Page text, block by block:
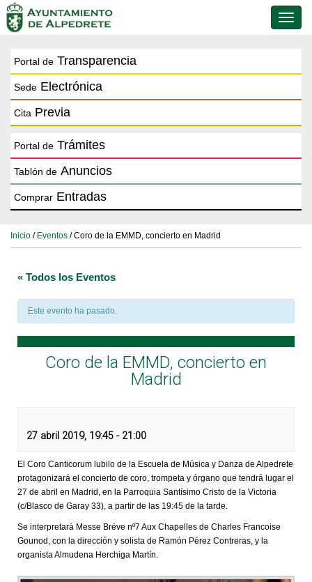
de
Portal de Transparencia
Sede Electrónica
Cita Previa
Portal de Trámites
Tablón de Anuncios
Comprar Entradas
Inicio / Eventos / Coro de la EMMD, concierto en Madrid
« Todos los Eventos
Este evento ha pasado.
Coro de la EMMD, concierto en
Madrid
27 abril 2019, 19:45 - 21:00
El Coro Canticorum lubilo de la Escuela de Música y Danza de Alpedrete
protagonizará el concierto de coro, trompeta y órgano que tendrá lugar el
27 de abril en Madrid, en la Parroquia Santísimo Cristo de la Victoria
(c/Blasco de Garay 33), a partir de las 19:45 de la tarde.
Se interpretará Messe Bréve nº7 Aux Chapelles de Charles Francoise
Gounod, con la dirección y solista de Ramón Pérez Contreras, y la
organista Almudena Herchiga Martín.